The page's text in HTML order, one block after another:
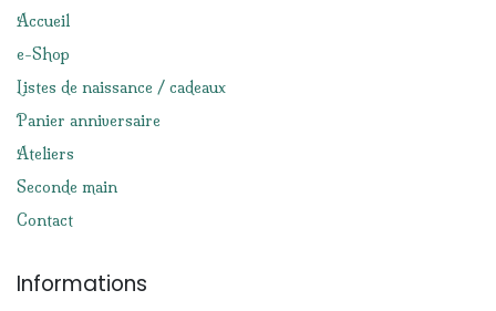
Accueil
e-Shop
Listes de naissance / cadeaux
Panier anniversaire
Ateliers
Seconde main
Contact
Informations